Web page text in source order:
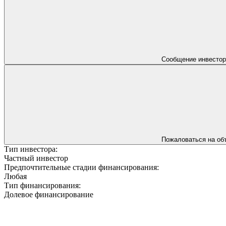
Сообщение
Пожаловаться на
Тип инвестора:
Частный инвестор
Предпочтительные стадии финансирования:
Любая
Тип финансирования:
Долевое финансирование